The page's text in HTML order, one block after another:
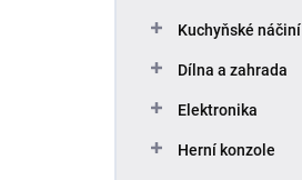
Kuchyňské náčiní
Dílna a zahrada
Elektronika
Herní konzole